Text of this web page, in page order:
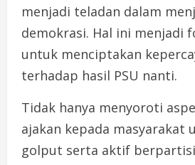
menjadi teladan dalam
demokrasi. Hal ini menjadi
untuk menciptakan
terhadap hasil PSU nanti.
Tidak hanya menyoroti
ajakan kepada masyarakat
golput serta aktif